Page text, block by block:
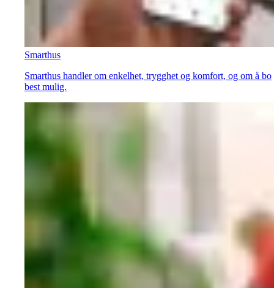
Smarthus
Smarthus handler om enkelhet, trygghet og komfort, og om å bo
best mulig.